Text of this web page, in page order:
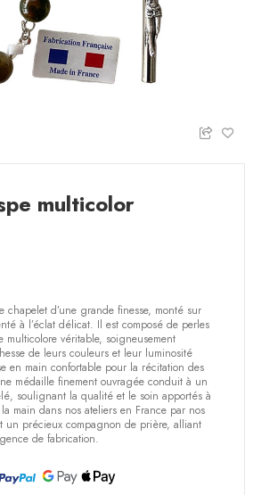
multicolor
chapelet d’une grande finesse, monté sur
à l’éclat délicat. Il est composé de perles
multicolore véritable, soigneusement
de leurs couleurs et leur luminosité
en main confortable pour la récitation des
médaille finement ouvragée conduit à un
soulignant la qualité et le soin apportés à
main dans nos ateliers en France par nos
un précieux compagnon de prière, alliant
de fabrication.